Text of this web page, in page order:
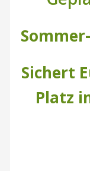
Sichert
Platz